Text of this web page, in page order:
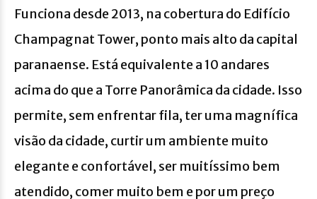
Funciona desde 2013, na cobertura do Edifício
Champagnat Tower, ponto mais alto da capital
paranaense. Está equivalente a 10 andares
acima do que a Torre Panorâmica da cidade. Isso
permite, sem enfrentar fila, ter uma magnífica
visão da cidade, curtir um ambiente muito
elegante e confortável, ser muitíssimo bem
atendido, comer muito bem e por um preço